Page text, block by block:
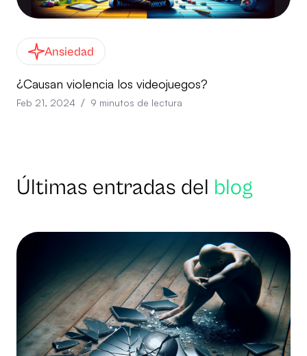
Ansiedad
¿Causan violencia los videojuegos?
Feb 21, 2024 / 9 minutos de lectura
Últimas entradas del blog